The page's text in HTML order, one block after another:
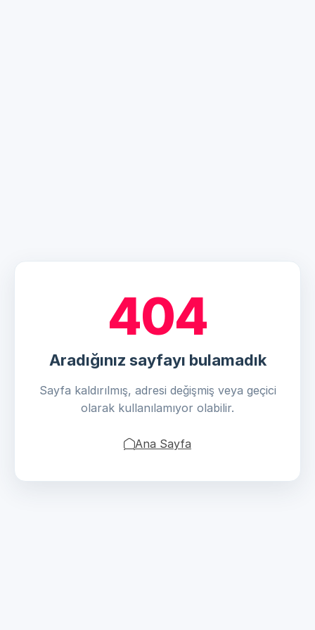
404
Aradığınız sayfayı bulamadık
Sayfa kaldırılmış, adresi değişmiş veya geçici
olarak kullanılamıyor olabilir.
Ana Sayfa